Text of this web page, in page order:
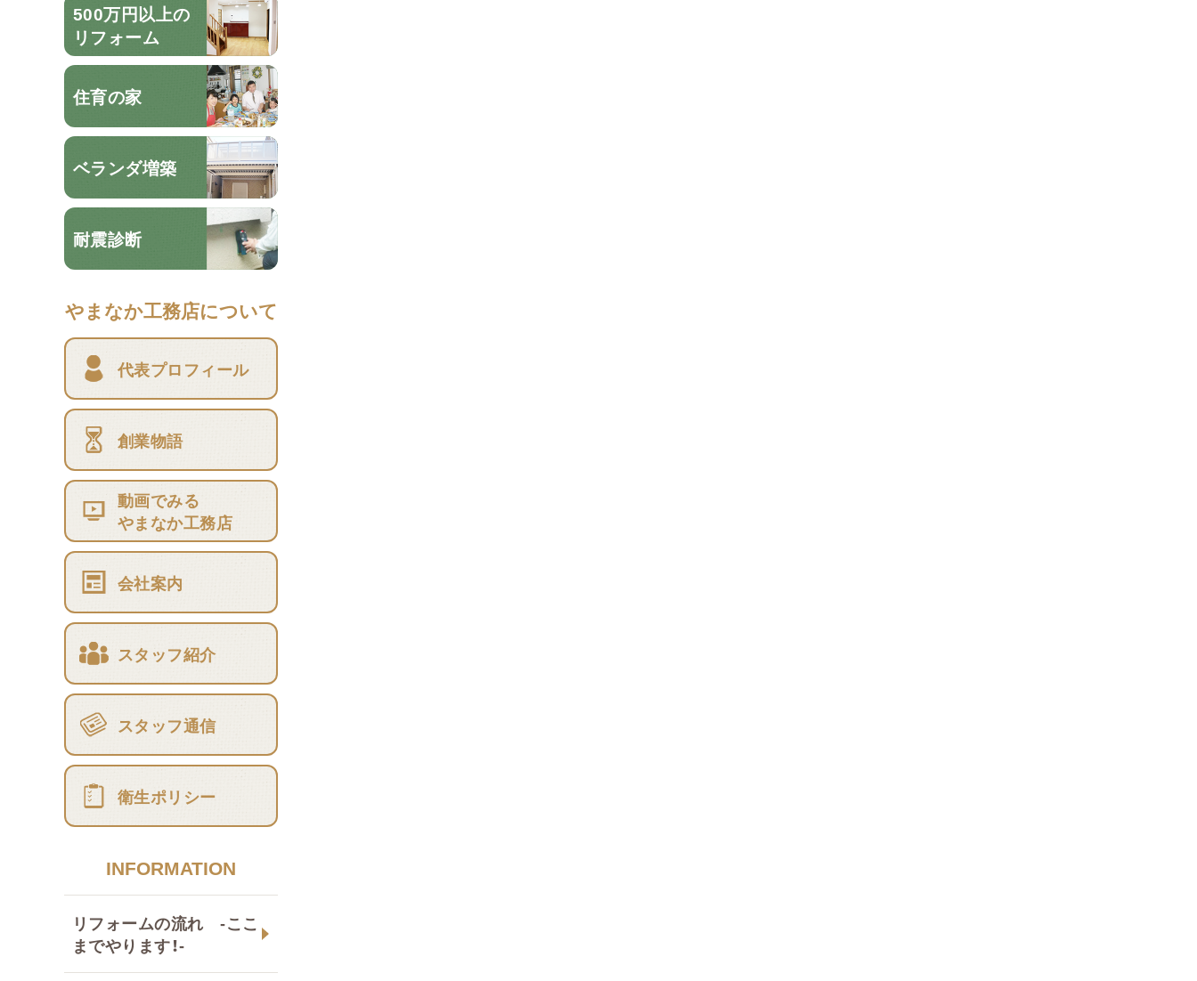
500万円以上の
リフォーム
住育の家
ベランダ増築
耐震診断
やまなか工務店について
代表プロフィール
創業物語
動画でみる
やまなか工務店
会社案内
スタッフ紹介
スタッフ通信
衛生ポリシー
INFORMATION
リフォームの流れ -ここ
までやります！-